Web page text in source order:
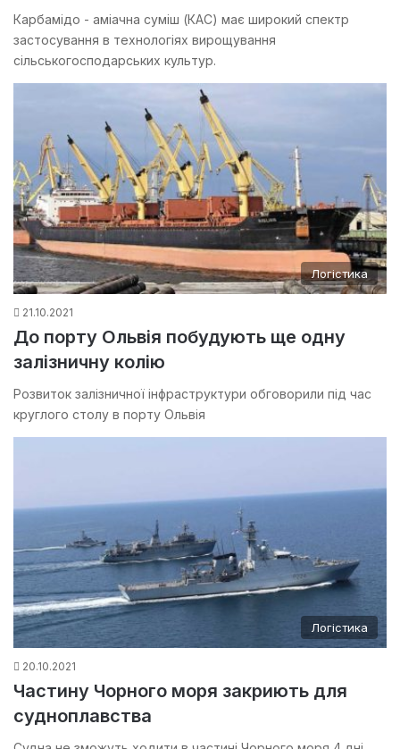
Карбамідо - аміачна суміш (КАС) має широкий спектр
застосування в технологіях вирощування
сільськогосподарських культур.
Логістика
21.10.2021
До порту Ольвія побудують ще одну
залізничну колію
Розвиток залізничної інфраструктури обговорили під час
круглого столу в порту Ольвія
Логістика
20.10.2021
Частину Чорного моря закриють для
судноплавства